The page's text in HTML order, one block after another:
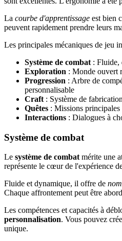
La courbe d'apprentissage est bien
peuvent rapidement prendre leurs
Les principales mécaniques de jeu
Système de combat : Fluide,
Exploration : Monde ouvert
Progression : Arbre de
personnalisable
Craft : Système de
Quêtes : Missions principales
Interactions : Dialogues à
Système de combat
Le système de combat mérite une
représente le cœur de l'expérience
Fluide et dynamique, il offre de
Chaque affrontement peut être
Les compétences et capacités à
personnalisation. Vous pouvez
unique.